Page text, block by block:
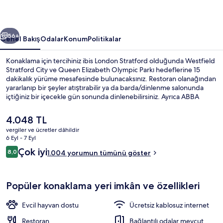
Sonraki
56+
Genel BakışOdalarKonumPolitikalar
Konaklama için tercihiniz ibis London Stratford olduğunda Westfield
Stratford City ve Queen Elizabeth Olympic Parkı hedeflerine 15
dakikalık yürüme mesafesinde bulunacaksınız. Restoran olanağından
yararlanıp bir şeyler atıştırabilir ya da barda/dinlenme salonunda
içtiğiniz bir içecekle gün sonunda dinlenebilirsiniz. Ayrıca ABBA
Misafirler yardıma hazır personel hakkında harika yorumlarda
bulunuyor. Konaklama yeri toplu taşımaya yakındır, Stratford High
Street DLR İstasyonu 8 dakikalık yürüme mesafesindedir.
Şu
anki
fiyat
4.048 TL
4.048 TL
vergiler ve ücretler dâhildir
6 Eyl - 7 Eyl
Yorumlar
8,08,0/10
Çok iyi1.004 yorumun tümünü göster
Popüler konaklama yeri imkân ve özellikleri
Evcil hayvan dostu
Ücretsiz kablosuz internet
Restoran
Bağlantılı odalar mevcut